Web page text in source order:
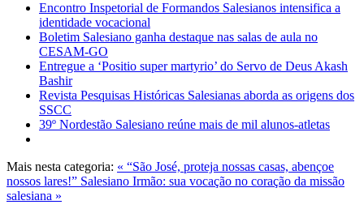
Encontro Inspetorial de Formandos Salesianos intensifica a
identidade vocacional
Boletim Salesiano ganha destaque nas salas de aula no
CESAM-GO
Entregue a ‘Positio super martyrio’ do Servo de Deus Akash
Bashir
Revista Pesquisas Históricas Salesianas aborda as origens dos
SSCC
39º Nordestão Salesiano reúne mais de mil alunos-atletas
Mais nesta categoria: « “São José, proteja nossas casas, abençoe
nossos lares!” Salesiano Irmão: sua vocação no coração da missão
salesiana »